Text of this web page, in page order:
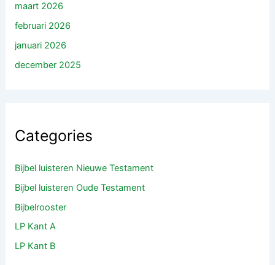
maart 2026
februari 2026
januari 2026
december 2025
Categories
Bijbel luisteren Nieuwe Testament
Bijbel luisteren Oude Testament
Bijbelrooster
LP Kant A
LP Kant B